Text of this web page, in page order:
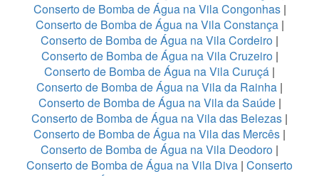
Conserto de Bomba de Água na Vila Congonhas|
Conserto de Bomba de Água na Vila Constança|
Conserto de Bomba de Água na Vila Cordeiro |
Conserto de Bomba de Água na Vila Cruzeiro |
Conserto de Bomba de Água na Vila Curuçá |
Conserto de Bomba de Água na Vila da Rainha |
Conserto de Bomba de Água na Vila da Saúde|
Conserto de Bomba de Água na Vila das Belezas |
Conserto de Bomba de Água na Vila das Mercês |
Conserto de Bomba de Água na Vila Deodoro |
Conserto de Bomba de Água na Vila Diva | Conserto